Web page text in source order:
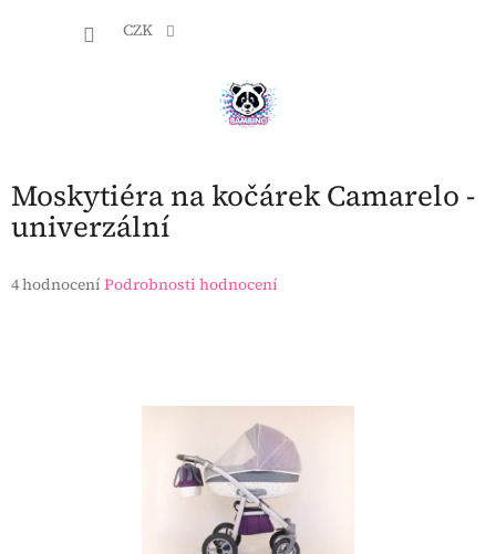
CZK
Moskytiéra na kočárek Camarelo -
univerzální
Průměrné
4 hodnocení Podrobnosti hodnocení